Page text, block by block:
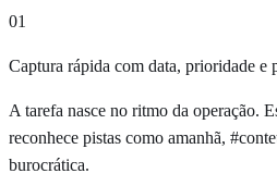
01
Captura rápida com data, prioridade e
A tarefa nasce no ritmo da operação.
reconhece pistas como amanhã,
burocrática.